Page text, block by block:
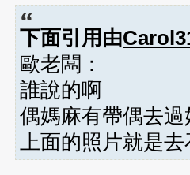
下面引用由
歐老闆：
誰說的啊
偶媽麻有帶偶去
上面的照片就是